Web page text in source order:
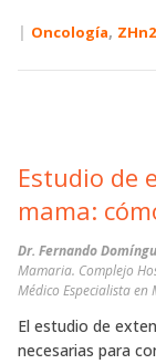
| Oncología,
Estudio de
mama:
Dr. Fernando
Mamaria. Complejo
Médico Especialista
El estudio de
necesarias para